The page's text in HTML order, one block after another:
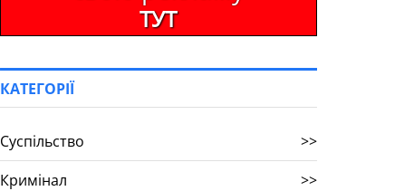
ТУТ
КАТЕГОРІЇ
Суспільство
>>
Кримінал
>>